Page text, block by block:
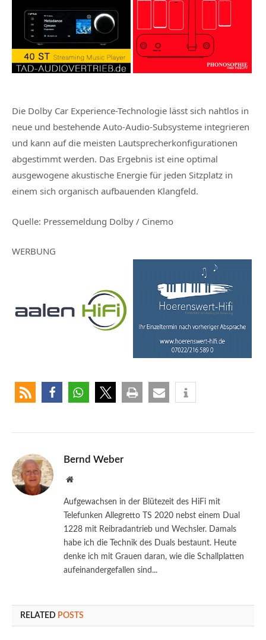
Die Dolby Car Experience-Technologie lässt sich nahtlos in
neue und bestehende Auto-Audio-Subsysteme integrieren
und kann auf die meisten Lautsprecherkonfigurationen
abgestimmt werden. Das Ergebnis ist eine optimal
ausgewogene akustische Energie für jeden Sitzplatz in
einem sich organisch aufbauenden Klangfeld.
Quelle: Pressemeldung Dolby / Cinemo
WERBUNG
Bernd Weber
Website
Aufgewachsen in der Blütezeit des HiFi mit
Telefunken Allegretto TS 2020 nebst einem Dual
1228 mit Reibradantrieb und Wechsler. Damals
habe ich die Technik des Duals bestaunt. Heute
denke ich mit Grauen daran, wie die Schallplatten
aufeinandergefallen sind...
RELATED POSTS